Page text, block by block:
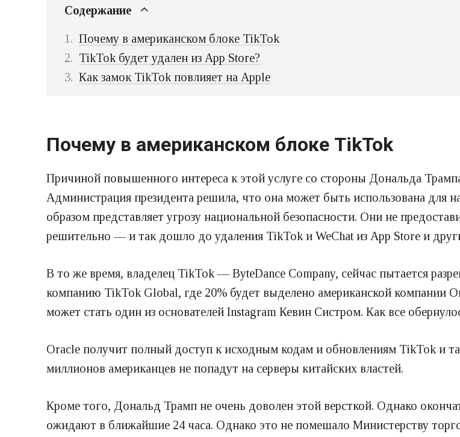
Содержание
Почему в американском блоке TikTok
TikTok будет удален из App Store?
Как замок TikTok повлияет на Apple
Почему в американском блоке TikTok
Причиной повышенного интереса к этой услуге со стороны Дональда
Администрация президента решила, что она может быть использована для
образом представляет угрозу национальной безопасности. Они не
решительно — и так дошло до удаления TikTok и WeChat из App Store и
В то же время, владелец TikTok — ByteDance Company, сейчас пытается
компанию TikTok Global, где 20% будет выделено американской компании
может стать один из основателей Instagram Кевин Систром. Как все
Oracle получит полный доступ к исходным кодам и обновлениям TikTok и
миллионов американцев не попадут на серверы китайских властей.
Кроме того, Дональд Трамп не очень доволен этой версткой. Однако
ожидают в ближайшие 24 часа. Однако это не помешало Министерству